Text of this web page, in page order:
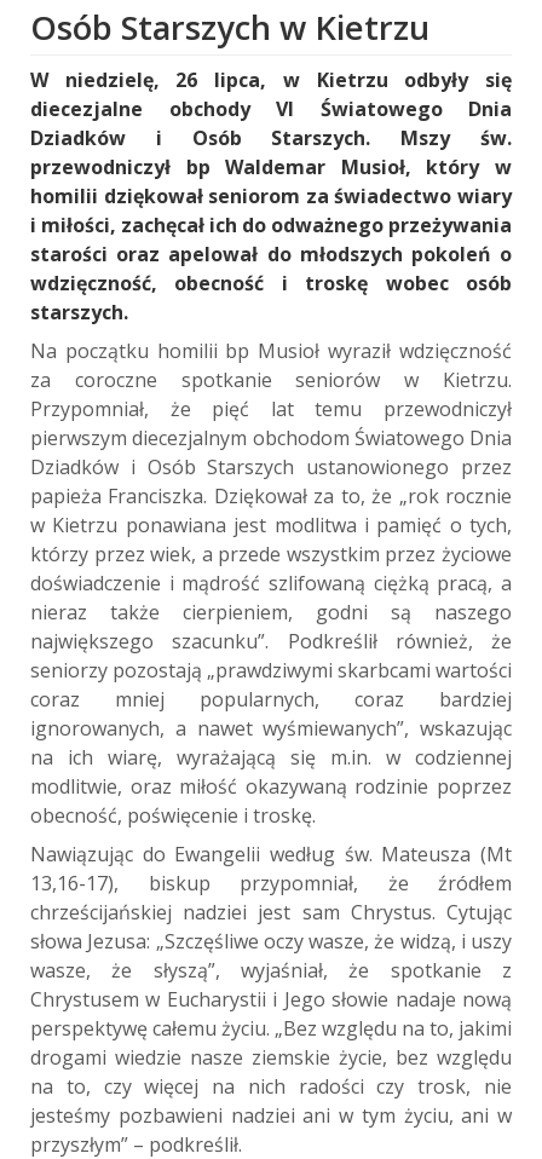
Osób Starszych w Kietrzu
W niedzielę, 26 lipca, w Kietrzu odbyły się
diecezjalne obchody VI Światowego Dnia
Dziadków i Osób Starszych. Mszy św.
przewodniczył bp Waldemar Musioł, który w
homilii dziękował seniorom za świadectwo wiary
i miłości, zachęcał ich do odważnego przeżywania
starości oraz apelował do młodszych pokoleń o
wdzięczność, obecność i troskę wobec osób
starszych.
Na początku homilii bp Musioł wyraził wdzięczność
za coroczne spotkanie seniorów w Kietrzu.
Przypomniał, że pięć lat temu przewodniczył
pierwszym diecezjalnym obchodom Światowego Dnia
Dziadków i Osób Starszych ustanowionego przez
papieża Franciszka. Dziękował za to, że „rok rocznie
w Kietrzu ponawiana jest modlitwa i pamięć o tych,
którzy przez wiek, a przede wszystkim przez życiowe
doświadczenie i mądrość szlifowaną ciężką pracą, a
nieraz także cierpieniem, godni są naszego
największego szacunku”. Podkreślił również, że
seniorzy pozostają „prawdziwymi skarbcami wartości
coraz mniej popularnych, coraz bardziej
ignorowanych, a nawet wyśmiewanych”, wskazując
na ich wiarę, wyrażającą się m.in. w codziennej
modlitwie, oraz miłość okazywaną rodzinie poprzez
obecność, poświęcenie i troskę.
Nawiązując do Ewangelii według św. Mateusza (Mt
13,16-17), biskup przypomniał, że źródłem
chrześcijańskiej nadziei jest sam Chrystus. Cytując
słowa Jezusa: „Szczęśliwe oczy wasze, że widzą, i uszy
wasze, że słyszą”, wyjaśniał, że spotkanie z
Chrystusem w Eucharystii i Jego słowie nadaje nową
perspektywę całemu życiu. „Bez względu na to, jakimi
drogami wiedzie nasze ziemskie życie, bez względu
na to, czy więcej na nich radości czy trosk, nie
jesteśmy pozbawieni nadziei ani w tym życiu, ani w
przyszłym” – podkreślił.